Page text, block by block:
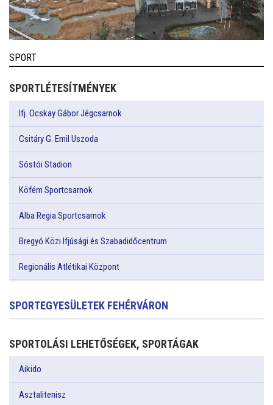
SPORT
SPORTLÉTESÍTMÉNYEK
Ifj. Ocskay Gábor Jégcsarnok
Csitáry G. Emil Uszoda
Sóstói Stadion
Köfém Sportcsarnok
Alba Regia Sportcsarnok
Bregyó Közi Ifjúsági és Szabadidőcentrum
Regionális Atlétikai Központ
SPORTEGYESÜLETEK FEHÉRVÁRON
SPORTOLÁSI LEHETŐSÉGEK, SPORTÁGAK
Aikido
Asztalitenisz